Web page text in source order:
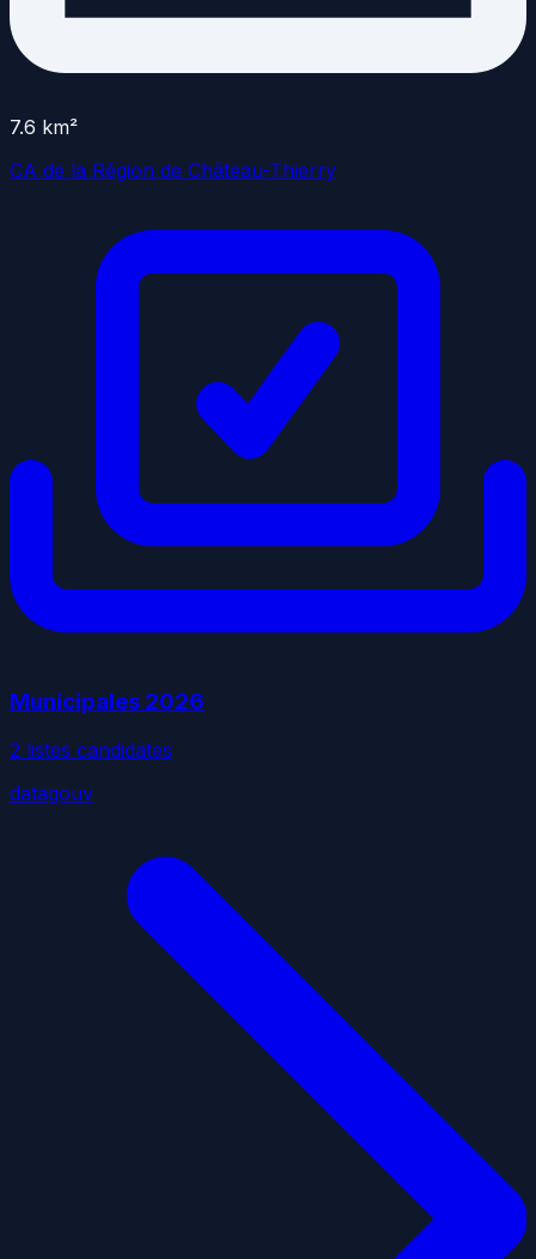
7.6 km²
CA de la Région de Château-Thierry
Municipales 2026
2 listes candidates
datagouv